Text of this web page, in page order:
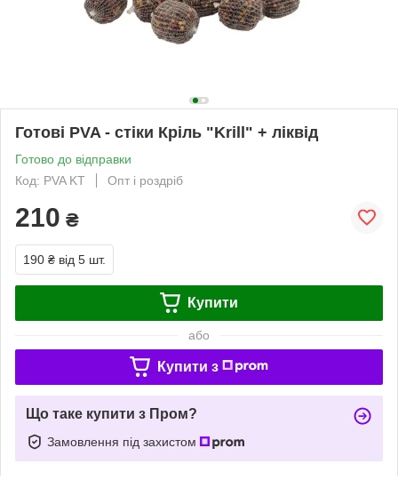
Готові PVA - стіки Кріль "Krill" + ліквід
Готово до відправки
Код: PVA KT
Опт і роздріб
210 ₴
190 ₴ від 5 шт.
Купити
або
Купити з
Що таке купити з Пром?
Замовлення під захистом